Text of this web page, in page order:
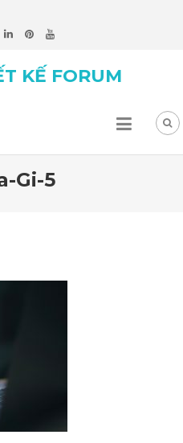
KẾ FORUM
Gi-5